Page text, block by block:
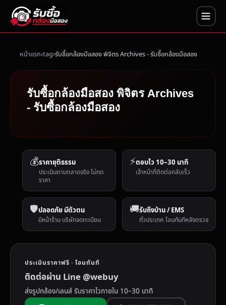
หน้าแรก tag รับซื้อกล้องมือสอง พิจิตร Archives - รับซื้อกล้องมือสอง
รับซื้อกล้องมือสอง พิจิตร Archives
- รับซื้อกล้องมือสอง
💰ราคายุติธรรม
ประเมินตามตลาดจริง ไม่กด
ราคา
⚡ตอบไว 10–30 นาที
เจ้าหน้าที่ติดต่อกลับเร็ว
🛡️ปลอดภัย มีตัวตน
มีหน้าร้าน บริษัทจดทะเบียน
🚚รับถึงบ้าน / EMS
ทั่วประเทศ โอนทันทีหลังตรวจ
ประเมินราคาฟรี · โอนทันที
ติดต่อผ่าน Line @webuy
ส่งรูปกล้อง/เลนส์ รับราคาไวภายใน 10–30 นาที